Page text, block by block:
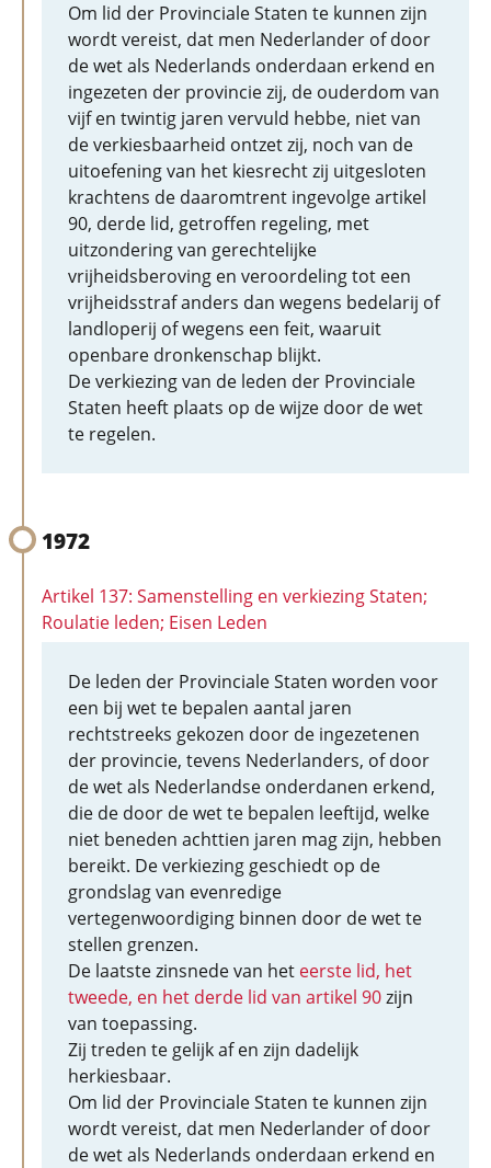
Om lid der Provinciale Staten te kunnen zijn
wordt vereist, dat men Nederlander of door
de wet als Nederlands onderdaan erkend en
ingezeten der provincie zij, de ouderdom van
vijf en twintig jaren vervuld hebbe, niet van
de verkiesbaarheid ontzet zij, noch van de
uitoefening van het kiesrecht zij uitgesloten
krachtens de daaromtrent ingevolge artikel
90, derde lid, getroffen regeling, met
uitzondering van gerechtelijke
vrijheidsberoving en veroordeling tot een
vrijheidsstraf anders dan wegens bedelarij of
landloperij of wegens een feit, waaruit
openbare dronkenschap blijkt.
De verkiezing van de leden der Provinciale
Staten heeft plaats op de wijze door de wet
te regelen.
1972
Artikel 137: Samenstelling en verkiezing Staten;
Roulatie leden; Eisen Leden
De leden der Provinciale Staten worden voor
een bij wet te bepalen aantal jaren
rechtstreeks gekozen door de ingezetenen
der provincie, tevens Nederlanders, of door
de wet als Nederlandse onderdanen erkend,
die de door de wet te bepalen leeftijd, welke
niet beneden achttien jaren mag zijn, hebben
bereikt. De verkiezing geschiedt op de
grondslag van evenredige
vertegenwoordiging binnen door de wet te
stellen grenzen.
De laatste zinsnede van het eerste lid, het
tweede, en het derde lid van artikel 90zijn
van toepassing.
Zij treden te gelijk af en zijn dadelijk
herkiesbaar.
Om lid der Provinciale Staten te kunnen zijn
wordt vereist, dat men Nederlander of door
de wet als Nederlands onderdaan erkend en